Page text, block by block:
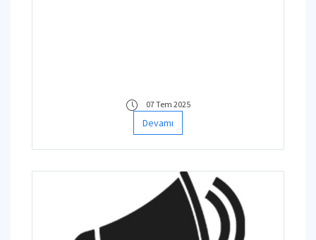
07 Tem 2025
Devamı